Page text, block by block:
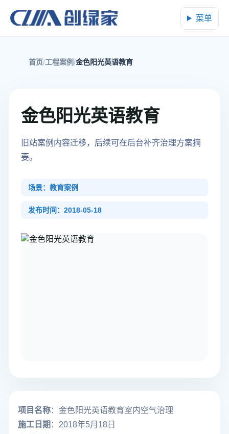
菜单
首页 工程案例 金色阳光英语教育
金色阳光英语教育
旧站案例内容迁移，后续可在后台补齐治理方案摘
要。
场景：教育案例
发布时间：2018-05-18
项目名称：金色阳光英语教育室内空气治理
施工日期 ：2018年5月18日